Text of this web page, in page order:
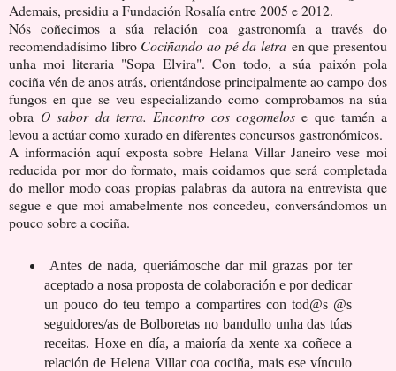
Ademais, presidiu a Fundación Rosalía entre 2005 e 2012.
Nós coñecimos a súa relación coa gastronomía a través do
recomendadísimo libro Cociñando ao pé da letra en que presentou
unha moi literaria "Sopa Elvira". Con todo, a súa paixón pola
cociña vén de anos atrás, orientándose principalmente ao campo dos
fungos en que se veu especializando como comprobamos na súa
obra O sabor da terra. Encontro cos cogomelose que tamén a
levou a actúar como xurado en diferentes concursos gastronómicos.
A información aquí exposta sobre Helana Villar Janeiro vese moi
reducida por mor do formato, mais coidamos que será completada
do mellor modo coas propias palabras da autora na entrevista que
segue e que moi amabelmente nos concedeu, conversándomos un
pouco sobre a cociña.
Antes de nada, queriámosche darmil grazas por ter
aceptado a nosa proposta de colaboración e por dedicar
un pouco do teu tempo a compartires con tod@s @s
seguidores/as de Bolboretas no bandullo unha das túas
receitas. Hoxe en día, a maioría da xente xa coñece a
relación de Helena Villar coa cociña, mais ese vínculo